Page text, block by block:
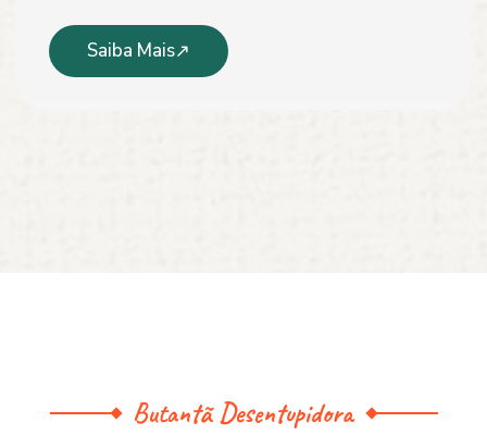
Saiba Mais
Butantã Desentupidora